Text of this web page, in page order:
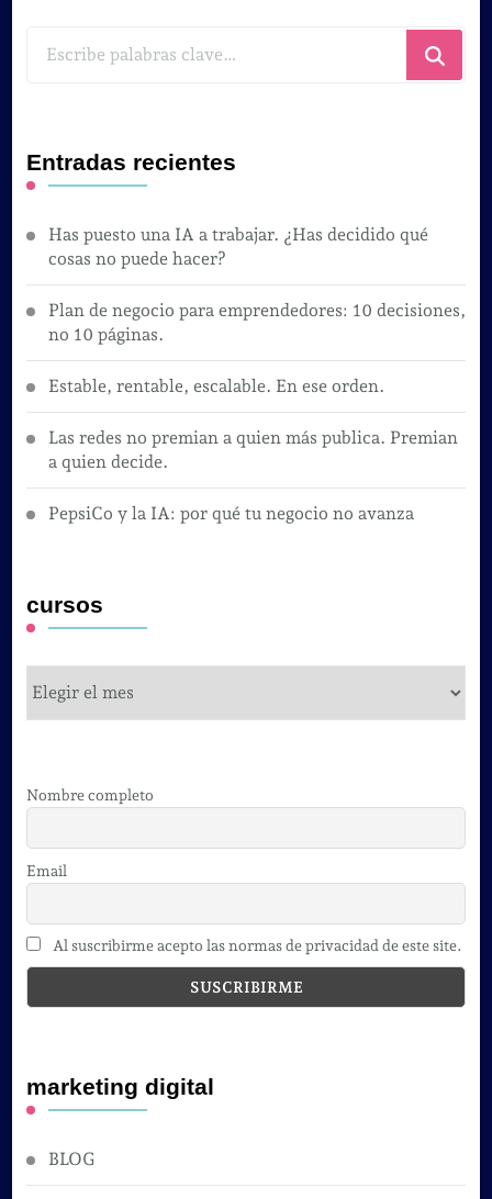
Entradas recientes
Has puesto una IA a trabajar. ¿Has decidido qué
cosas no puede hacer?
Plan de negocio para emprendedores: 10 decisiones,
no 10 páginas.
Estable, rentable, escalable. En ese orden.
Las redes no premian a quien más publica. Premian
a quien decide.
PepsiCo y la IA: por qué tu negocio no avanza
cursos
Nombre completo
Email
Al suscribirme acepto las normas de privacidad de este site.
marketing digital
BLOG